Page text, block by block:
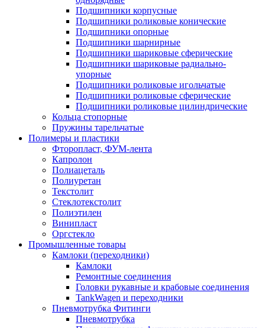
Подшипники корпусные
Подшипники роликовые конические
Подшипники опорные
Подшипники шарнирные
Подшипники шариковые сферические
Подшипники шариковые радиально-
упорные
Подшипники роликовые игольчатые
Подшипники роликовые сферические
Подшипники роликовые цилиндрические
Кольца стопорные
Пружины тарельчатые
Полимеры и пластики
Фторопласт, ФУМ-лента
Капролон
Полиацеталь
Полиуретан
Текстолит
Стеклотекстолит
Полиэтилен
Винипласт
Оргстекло
Промышленные товары
Камлоки (переходники)
Камлоки
Ремонтные соединения
Головки рукавные и крабовые соединения
TankWagen и переходники
Пневмотрубка Фитинги
Пневмотрубка